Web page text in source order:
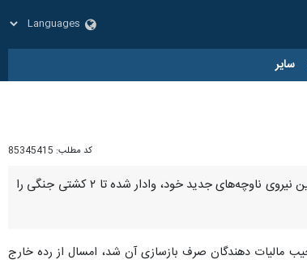
سایر
کد مطلب: 85345415
تهران- ایرنا- شبکه خبری جی‌بی‌ان (GBN) اعلام کرد که نیروی دریایی بریتانیا آنچنان دچار کمبود ملوان شده است که برای تامین نیروی ناوچه‌های جدید خود، وادار شده تا ۲ کشتی جنگی را
مالیات دهندگان صرف بازسازی آن شد، امسال از رده خارج